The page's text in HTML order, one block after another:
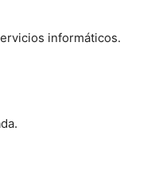
informáticos.